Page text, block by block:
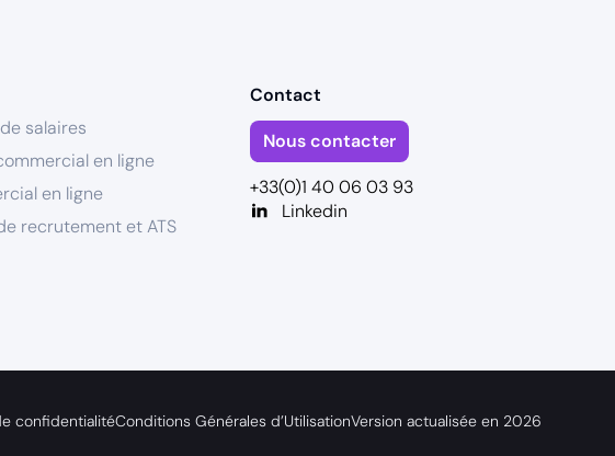
avec les réglementations. Personnalisez vos préférences pour
salaires
en ligne
en ligne
recrutement et ATS
Contact
Nous contacter
+33(0)1 40 06 03 93
Linkedin
confidentialitéConditions Générales d’UtilisationVersion actualisée en 2026